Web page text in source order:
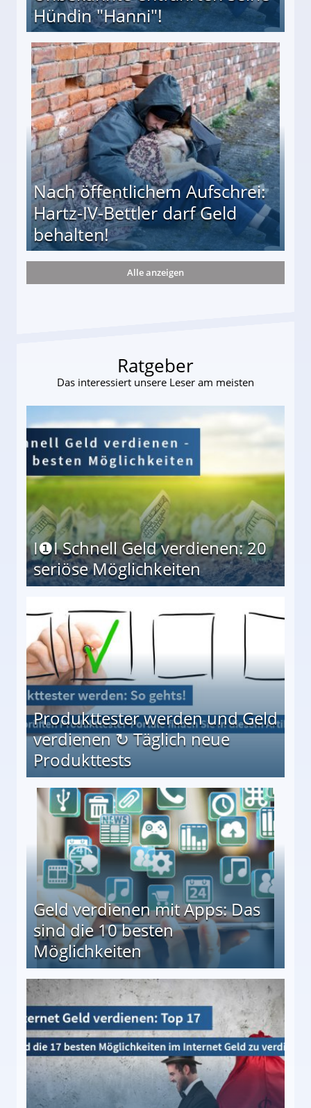
Hündin "Hanni"!
entführten seine Hündin "Hanni"!
Nach öffentlichem Aufschrei:
Hartz-IV-Bettler darf Geld
behalten!
darf Geld behalten!
Alle anzeigen
Ratgeber
Das interessiert unsere Leser am meisten
I❶I Schnell Geld verdienen: 20
seriöse Möglichkeiten
Produkttester werden und Geld
verdienen ↻ Täglich neue
Produkttests
↻ Täglich neue Produkttests
Geld verdienen mit Apps: Das
sind die 10 besten
Möglichkeiten
besten Möglichkeiten